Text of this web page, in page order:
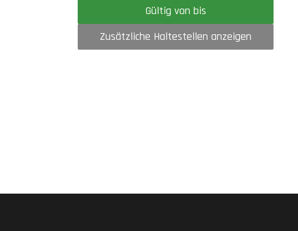
Gültig von bis
Zusätzliche Haltestellen anzeigen